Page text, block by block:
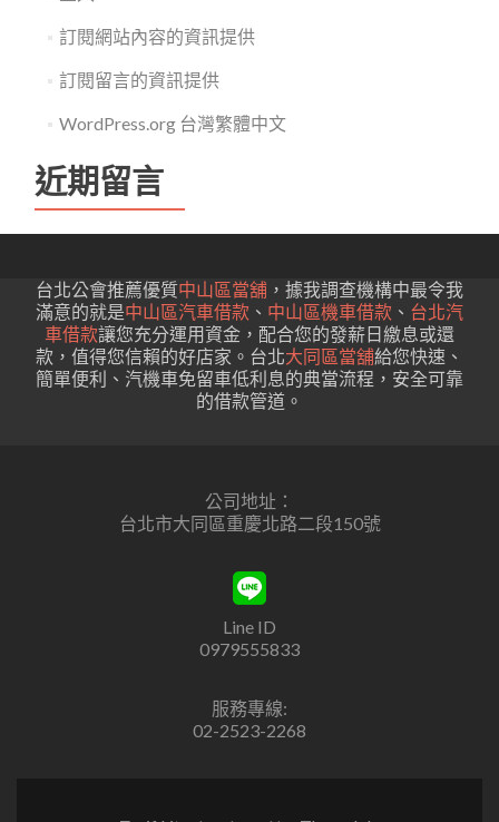
訂閱網站內容的資訊提供
訂閱留言的資訊提供
WordPress.org 台灣繁體中文
近期留言
台北公會推薦優質中山區當舖 ，據我調查機構中最令我
滿意的就是中山區汽車借款 、 中山區機車借款 、 台北汽
車借款讓您充分運用資金，配合您的發薪日繳息或還
款，值得您信賴的好店家。台北大同區當舖給您快速、
簡單便利、汽機車免留車低利息的典當流程，安全可靠
的借款管道。
公司地址：
台北市大同區重慶北路二段150號
Line ID
0979555833
服務專線:
02-2523-2268